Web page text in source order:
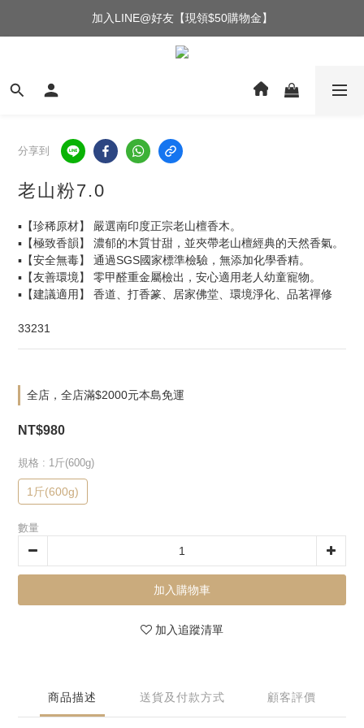
加入LINE@好友【現領$50購物金】
分享到
老山粉7.0
▪【珍稀原材】 嚴選南印度正宗老山檀香木。
▪【極致香韻】 濃郁的木質甘甜，並夾帶老山檀經典的天然香氣。
▪【安全無毒】 通過SGS國家標準檢驗，無添加化學香精。
▪【友善環境】 零甲醛重金屬檢出，安心適用老人幼童寵物。
▪【建議適用】 香道、打香篆、居家佛堂、環境淨化、品茗禪修
33231
全店，全店滿$2000元本島免運
NT$980
規格 : 1斤(600g)
1斤(600g)
數量
加入購物車
加入追蹤清單
商品描述 送貨及付款方式 顧客評價